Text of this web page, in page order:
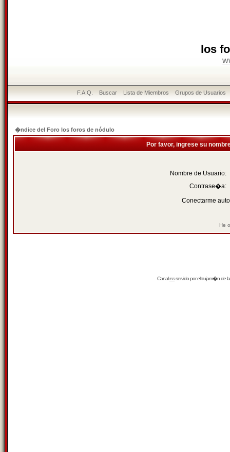
los
F.A.Q. Buscar Lista de Miembros Grupos de Usuarios
�ndice del Foro los foros de nódulo
Por favor, ingrese su
Nombre de Usuario:
Contrase�a:
Conectarme
He
Canalrssservido por eltrujam�nde